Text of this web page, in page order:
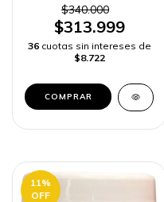
REPARACIÓN CAPILAR
y ENVÍO RÁPIDO
COLOMBIA -
$340.000
$313.999
36 cuotas sin intereses de
$8.722
11%
OFF